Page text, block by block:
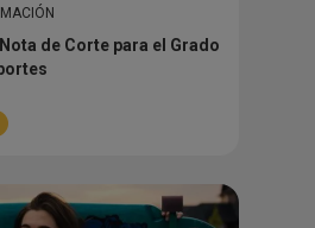
de Corte para el Grado